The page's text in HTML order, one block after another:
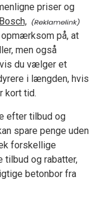
priser og
på, at
men også
du vælger et
i længden, hvis
kort tid.
efter tilbud og
spare penge uden
forskellige
tilbud og rabatter,
betonbor fra